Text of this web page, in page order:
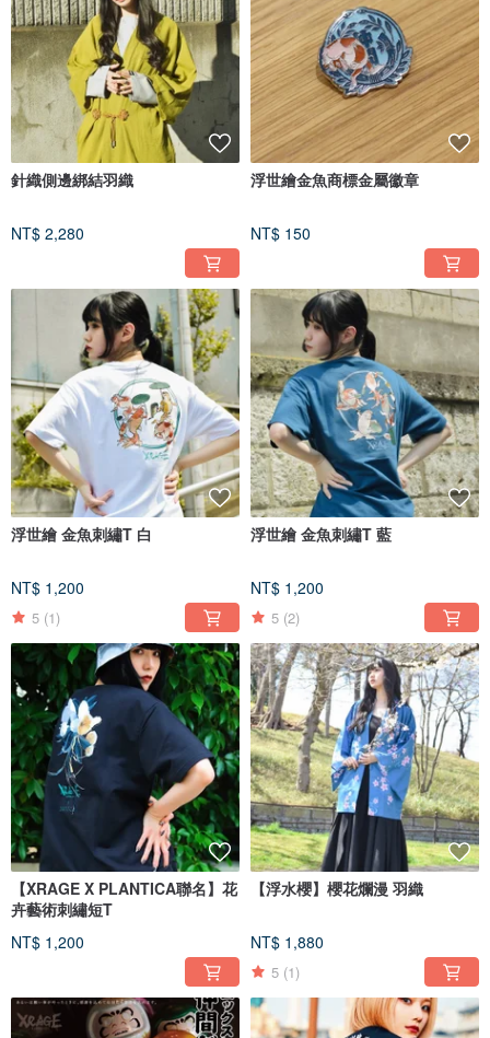
針織側邊綁結羽織
NT$ 2,280
浮世繪金魚商標金屬徽章
NT$ 150
浮世繪 金魚刺繡T 白
NT$ 1,200
5 (1)
浮世繪 金魚刺繡T 藍
NT$ 1,200
5 (2)
【XRAGE X PLANTICA聯名】花
卉藝術刺繡短T
NT$ 1,200
【浮水櫻】櫻花爛漫 羽織
NT$ 1,880
5 (1)